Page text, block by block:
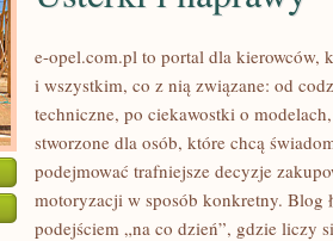
e-opel.com.pl to portal dla kierowców,
i wszystkim, co z nią związane: od
techniczne, po ciekawostki o
stworzone dla osób, które chcą
podejmować trafniejsze decyzje
motoryzacji w sposób konkretny. Blog
podejściem „na co dzień”, gdzie liczy